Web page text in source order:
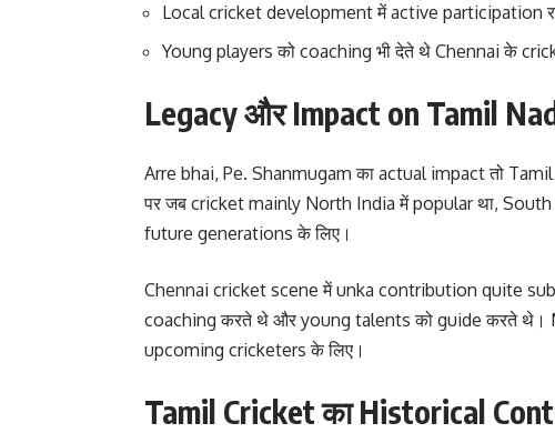
Local cricket development में active participation
Young players को coaching भी देते थे Chennai के
Legacy और Impact on Tamil
Arre bhai, Pe. Shanmugam का actual impact तो
पर जब cricket mainly North India में popular था,
future generations के लिए।
Chennai cricket scene में unka contribution quite
coaching करते थे और young talents को guide करते थे।
upcoming cricketers के लिए।
Tamil Cricket का Historical